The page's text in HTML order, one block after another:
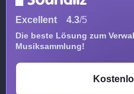
Excellent 4.3/5
Die beste Lösung zum
Musiksammlung!